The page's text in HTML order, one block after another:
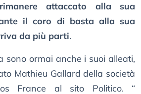
attaccato alla sua
il coro di basta alla sua
da più parti.
sono ormai anche i suoi alleati,
Mathieu Gallard della società
France al sito Politico. “